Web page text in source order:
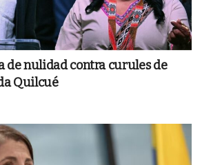
de nulidad contra curules de
Quilcué